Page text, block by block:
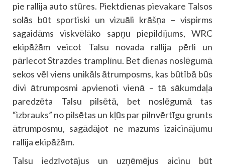
pie rallija auto stūres. Piektdienas pievakare Talsos
solās būt sportiski un vizuāli krāšņa – vispirms
sagaidāms viskvēlāko sapņu piepildījums, WRC
ekipāžām veicot Talsu novada rallija pērli un
pārlecot Strazdes tramplīnu. Bet dienas noslēgumā
sekos vēl viens unikāls ātrumposms, kas būtībā būs
divi ātrumposmi apvienoti vienā – tā sākumdaļa
paredzēta Talsu pilsētā, bet noslēgumā tas
“izbrauks” no pilsētas un kļūs par pilnvērtīgu grunts
ātrumposmu, sagādājot ne mazums izaicinājumu
rallija ekipāžām.
Talsu iedzīvotājus un uzņēmējus aicinu būt